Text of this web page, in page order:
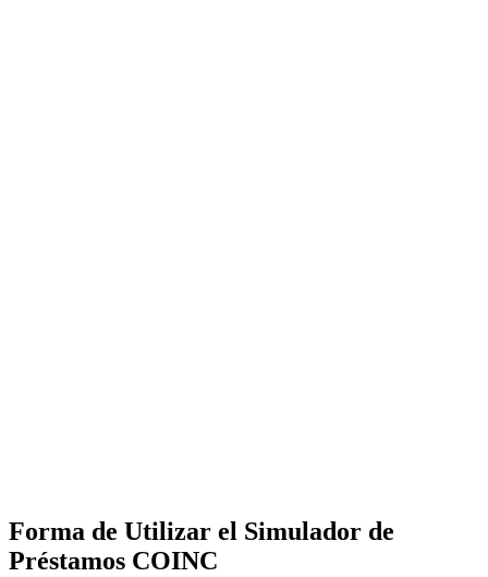
Forma de Utilizar el Simulador de
Préstamos COINC